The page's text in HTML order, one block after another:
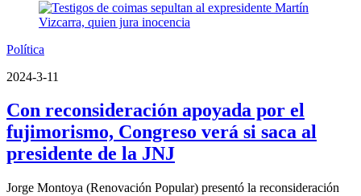
Política
2024-3-11
Con reconsideración apoyada por el
fujimorismo, Congreso verá si saca al
presidente de la JNJ
Jorge Montoya (Renovación Popular) presentó la reconsideración